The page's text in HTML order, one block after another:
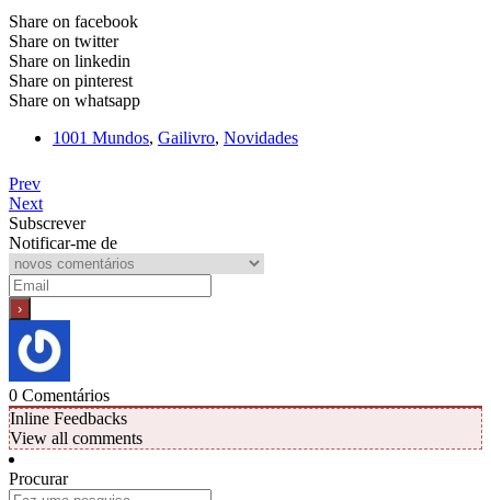
Share on facebook
Share on twitter
Share on linkedin
Share on pinterest
Share on whatsapp
1001 Mundos, Gailivro, Novidades
Prev
Next
Subscrever
Notificar-me de
0 Comentários
Inline Feedbacks
View all comments
Procurar